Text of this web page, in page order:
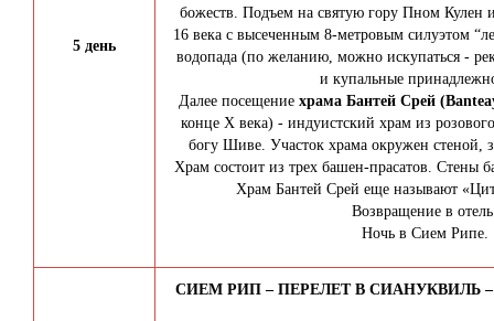
5 день
божеств. Подъем на святую гору Пном Кулен
16 века с высеченным 8-метровым силуэтом
водопада (по желанию, можно искупаться -
и купальные
Далее посещение храма Бантей Срей
конце X века) - индуистский храм из
богу Шиве. Участок храма окружен стеной,
Храм состоит из трех башен-прасатов. Стены
Храм Бантей Срей еще называют
Возвращение в
Ночь в Сием Рипе.
СИЕМ РИП – ПЕРЕЛЕТ В СИАНУКВИЛЬ